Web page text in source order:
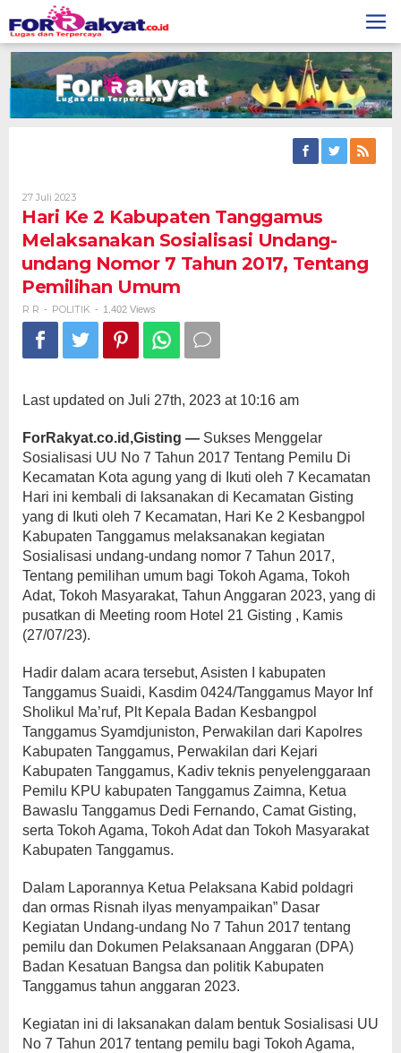
to
content
27 Juli 2023Oleh
R
R
Hari Ke 2 Kabupaten Tanggamus
Melaksanakan Sosialisasi Undang-
undang Nomor 7 Tahun 2017, Tentang
Pemilihan Umum
R R - POLITIK - 1.402 Views
Last updated on Juli 27th, 2023 at 10:16 am
ForRakyat.co.id,Gisting — Sukses Menggelar
Sosialisasi UU No 7 Tahun 2017 Tentang Pemilu Di
Kecamatan Kota agung yang di Ikuti oleh 7 Kecamatan
Hari ini kembali di laksanakan di Kecamatan Gisting
yang di Ikuti oleh 7 Kecamatan, Hari Ke 2 Kesbangpol
Kabupaten Tanggamus melaksanakan kegiatan
Sosialisasi undang-undang nomor 7 Tahun 2017,
Tentang pemilihan umum bagi Tokoh Agama, Tokoh
Adat, Tokoh Masyarakat, Tahun Anggaran 2023, yang di
pusatkan di Meeting room Hotel 21 Gisting , Kamis
(27/07/23).
Hadir dalam acara tersebut, Asisten I kabupaten
Tanggamus Suaidi, Kasdim 0424/Tanggamus Mayor Inf
Sholikul Ma’ruf, Plt Kepala Badan Kesbangpol
Tanggamus Syamdjuniston, Perwakilan dari Kapolres
Kabupaten Tanggamus, Perwakilan dari Kejari
Kabupaten Tanggamus, Kadiv teknis penyelenggaraan
Pemilu KPU kabupaten Tanggamus Zaimna, Ketua
Bawaslu Tanggamus Dedi Fernando, Camat Gisting,
serta Tokoh Agama, Tokoh Adat dan Tokoh Masyarakat
Kabupaten Tanggamus.
Dalam Laporannya Ketua Pelaksana Kabid poldagri
dan ormas Risnah ilyas menyampaikan” Dasar
Kegiatan Undang-undang No 7 Tahun 2017 tentang
pemilu dan Dokumen Pelaksanaan Anggaran (DPA)
Badan Kesatuan Bangsa dan politik Kabupaten
Tanggamus tahun anggaran 2023.
Kegiatan ini di laksanakan dalam bentuk Sosialisasi UU
No 7 Tahun 2017 tentang pemilu bagi Tokoh Agama,